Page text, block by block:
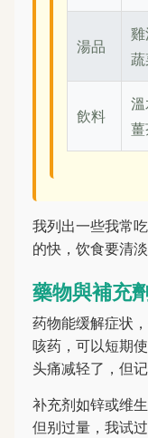
湯品
雞
飲料
溫
我列出一些我常
的快，饮食要清淡
藥物與補充
药物能缓解症状
咳药，可以短期
头痛减轻了，但
补充剂如锌或维
但别过量，我试